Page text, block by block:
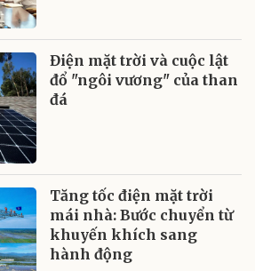
Điện mặt trời và cuộc lật
đổ "ngôi vương" của than
đá
Tăng tốc điện mặt trời
mái nhà: Bước chuyển từ
khuyến khích sang
hành động